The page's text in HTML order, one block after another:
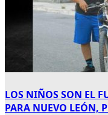
LOS NIÑOS SON EL
PARA NUEVO LEÓN,